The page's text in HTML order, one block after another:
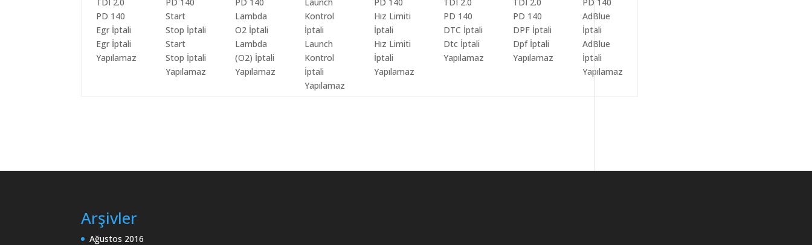
Egr İptali
Yapılamaz
Start
Stop İptali
Yapılamaz
Lambda
(O2) İptali
Yapılamaz
Launch
Kontrol
İptali
Yapılamaz
Hız Limiti
İptali
Yapılamaz
Dtc İptali
Yapılamaz
Dpf İptali
Yapılamaz
AdBlue
İptali
Yapılamaz
Arşivler
Ağustos 2016